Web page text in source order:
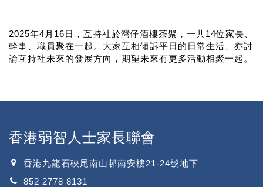
2025年4月16日，互持社於灣仔酒樓茶聚，一共14位家長、
幹事、職員聚在一起。大家互相傾訴平日的日常生活、亦討
論互持社未來的發展方向，期望未來有更多活動相聚一起。
香港弱智人士家長聯會
香港九龍石硤尾南山邨南安樓21-24號地下
852 2778 8131